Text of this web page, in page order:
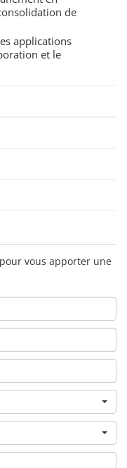
de
applications
et le
vous apporter une